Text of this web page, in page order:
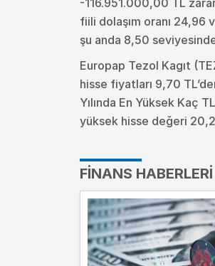
fiili dolaşım oranı 24,96
şu anda 8,50
Europap Tezol Kagıt
hisse fiyatları 9,70
Yılında En Yüksek Kaç
yüksek hisse değeri
FINANS HABERLERI